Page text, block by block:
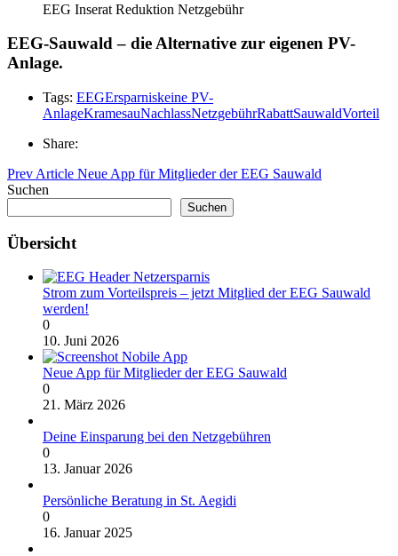
EEG Inserat Reduktion Netzgebühr
EEG-Sauwald – dieAlternative zur eigenen PV-
Anlage.
Tags: EEGErsparniskeine PV-
AnlageKramesauNachlassNetzgebührRabattSauwaldVorteil
Share:
Prev Article Neue App für Mitglieder der EEG Sauwald
Suchen
Suchen
Übersicht
Strom zum Vorteilspreis – jetzt Mitglied der EEG Sauwald
werden!
0
10. Juni 2026
Neue App für Mitglieder der EEG Sauwald
0
21. März 2026
Deine Einsparung bei den Netzgebühren
0
13. Januar 2026
Persönliche Beratung in St. Aegidi
0
16. Januar 2025